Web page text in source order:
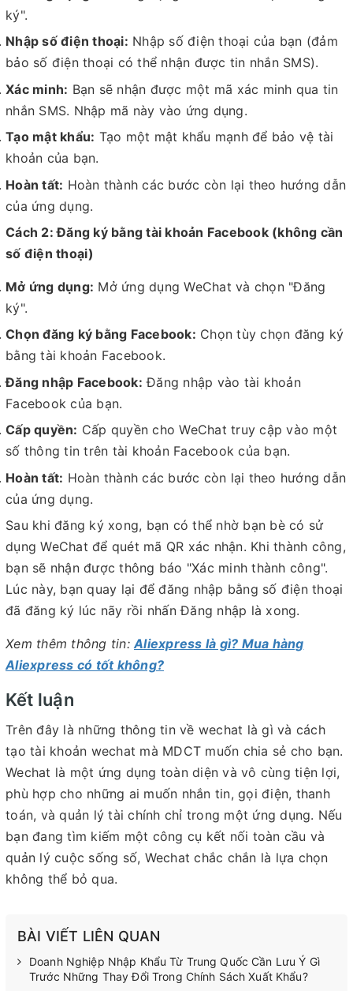
ký".
Nhập số điện thoại: Nhập số điện thoại của bạn (đảm
bảo số điện thoại có thể nhận được tin nhắn SMS).
Xác minh: Bạn sẽ nhận được một mã xác minh qua tin
nhắn SMS. Nhập mã này vào ứng dụng.
Tạo mật khẩu: Tạo một mật khẩu mạnh để bảo vệ tài
khoản của bạn.
Hoàn tất: Hoàn thành các bước còn lại theo hướng dẫn
của ứng dụng.
Cách 2: Đăng ký bằng tài khoản Facebook (không cần
số điện thoại)
Mở ứng dụng: Mở ứng dụng WeChat và chọn "Đăng
ký".
Chọn đăng ký bằng Facebook: Chọn tùy chọn đăng ký
bằng tài khoản Facebook.
Đăng nhập Facebook: Đăng nhập vào tài khoản
Facebook của bạn.
Cấp quyền: Cấp quyền cho WeChat truy cập vào một
số thông tin trên tài khoản Facebook của bạn.
Hoàn tất: Hoàn thành các bước còn lại theo hướng dẫn
của ứng dụng.
Sau khi đăng ký xong, bạn có thể nhờ bạn bè có sử
dụng WeChat để quét mã QR xác nhận. Khi thành công,
bạn sẽ nhận được thông báo "Xác minh thành công".
Lúc này, bạn quay lại để đăng nhập bằng số điện thoại
đã đăng ký lúc nãy rồi nhấn Đăng nhập là xong.
Xem thêm thông tin: Aliexpress là gì? Mua hàng
Aliexpress có tốt không?
Kết luận
Trên đây là những thông tin về wechat là gì và cách
tạo tài khoản wechat mà MDCT muốn chia sẻ cho bạn.
Wechat là một ứng dụng toàn diện và vô cùng tiện lợi,
phù hợp cho những ai muốn nhắn tin, gọi điện, thanh
toán, và quản lý tài chính chỉ trong một ứng dụng. Nếu
bạn đang tìm kiếm một công cụ kết nối toàn cầu và
quản lý cuộc sống số, Wechat chắc chắn là lựa chọn
không thể bỏ qua.
BÀI VIẾT LIÊN QUAN
Doanh Nghiệp Nhập Khẩu Từ Trung Quốc Cần Lưu Ý Gì
Trước Những Thay Đổi Trong Chính Sách Xuất Khẩu?